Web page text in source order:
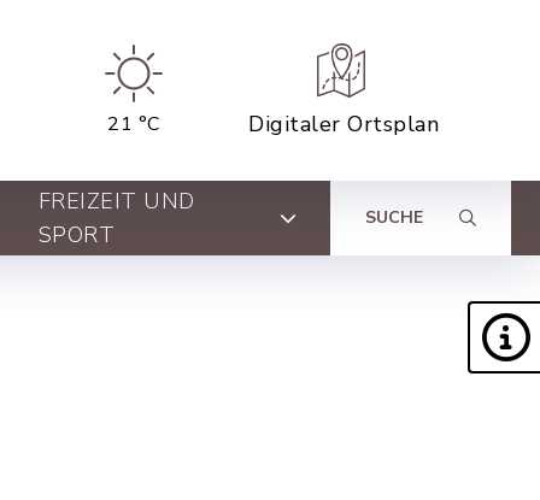
21 °C Digitaler Ortsplan
FREIZEIT UND
SPORT
SUCHE